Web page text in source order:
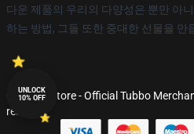
다운 제품의 우리의 다양성은 뿐만 아
하는 방법, 그들 또한 중대한 선물을 만
© Tubbo Store - Official Tubbo
reserved
UNLOCK
10% OFF